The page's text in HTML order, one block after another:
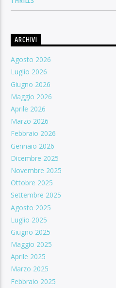
ARCHIVI
Agosto 2026
Luglio 2026
Giugno 2026
Maggio 2026
Aprile 2026
Marzo 2026
Febbraio 2026
Gennaio 2026
Dicembre 2025
Novembre 2025
Ottobre 2025
Settembre 2025
Agosto 2025
Luglio 2025
Giugno 2025
Maggio 2025
Aprile 2025
Marzo 2025
Febbraio 2025